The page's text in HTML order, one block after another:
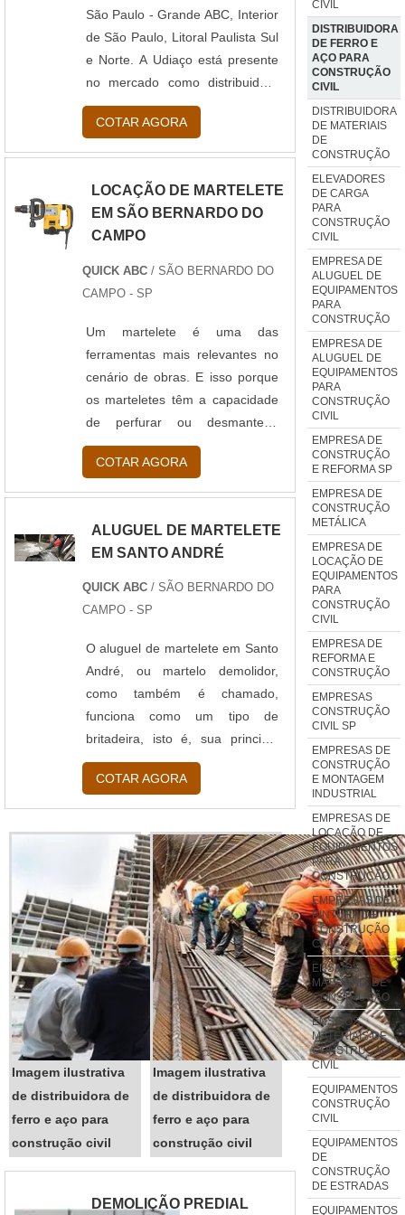
São Paulo - Grande ABC, Interior
de São Paulo, Litoral Paulista Sul
e Norte. A Udiaço está presente
no mercado como distribuidora
de ferro e aço para construção
civil. Dispõe de uma frota
preparada para cargas de todos
logística qualificada para realizar
a entrega no prazo estipulado. A
frota...
COTAR AGORA
LOCAÇÃO DE MARTELETE
EM SÃO BERNARDO DO
CAMPO
QUICK ABC / SÃO BERNARDO DO
CAMPO - SP
Um martelete é uma das
ferramentas mais relevantes no
cenário de obras. E isso porque
os marteletes têm a capacidade
de perfurar ou desmantelar
estruturas para que outras
possam ser construídas em seus
lugares. É de grande benefício
São Bernardo do Campo.
Informações relevantes do
material O primeiro é o martelete
al...
COTAR AGORA
ALUGUEL DE MARTELETE
EM SANTO ANDRÉ
QUICK ABC / SÃO BERNARDO DO
CAMPO - SP
O aluguel de martelete em Santo
André, ou martelo demolidor,
como também é chamado,
funciona como um tipo de
britadeira, isto é, sua principal
função é perfurar e romper o
concreto e a cerâmica só que de
uma forma mais precisa. Por
essa razão ele além de ser muito
utilizada na demolição de
colunas de concreto, pisos e
vigas, esse equipamento
també...
COTAR AGORA
Imagem ilustrativa
de distribuidora de
ferro e aço para
construção civil
Imagem ilustrativa
de distribuidora de
ferro e aço para
construção civil
DEMOLIÇÃO PREDIAL
CIVIL
DISTRIBUIDORA
DE FERRO E
AÇO PARA
CONSTRUÇÃO
CIVIL
DISTRIBUIDORA
DE MATERIAIS
DE
CONSTRUÇÃO
ELEVADORES
DE CARGA
PARA
CONSTRUÇÃO
CIVIL
EMPRESA DE
ALUGUEL DE
EQUIPAMENTOS
PARA
CONSTRUÇÃO
EMPRESA DE
ALUGUEL DE
EQUIPAMENTOS
PARA
CONSTRUÇÃO
CIVIL
EMPRESA DE
CONSTRUÇÃO
E REFORMA SP
EMPRESA DE
CONSTRUÇÃO
METÁLICA
EMPRESA DE
LOCAÇÃO DE
EQUIPAMENTOS
PARA
CONSTRUÇÃO
CIVIL
EMPRESA DE
REFORMA E
CONSTRUÇÃO
EMPRESAS
CONSTRUÇÃO
CIVIL SP
EMPRESAS DE
CONSTRUÇÃO
E MONTAGEM
INDUSTRIAL
EMPRESAS DE
LOCAÇÃO DE
EQUIPAMENTOS
PARA
CONSTRUÇÃO
EMPRESAS DE
PINTURA DE
CONSTRUÇÃO
CIVIL
ENSAIOS
MATERIAIS DE
CONSTRUÇÃO
ENSAIOS
MATERIAIS DE
CONSTRUÇÃO
CIVIL
EQUIPAMENTOS
CONSTRUÇÃO
CIVIL
EQUIPAMENTOS
DE
CONSTRUÇÃO
DE ESTRADAS
EQUIPAMENTOS